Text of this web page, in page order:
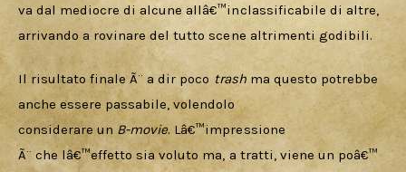
va dal mediocre di alcune allâ€™inclassificabile di altre,
arrivando a rovinare del tutto scene altrimenti godibili.
Il risultato finale Ã¨ a dir poco trash ma questo potrebbe
anche essere passabile, volendolo
considerare un B-movie. Lâ€™impressione
Ã¨ che lâ€™effetto sia voluto ma, a tratti, viene un poâ€™